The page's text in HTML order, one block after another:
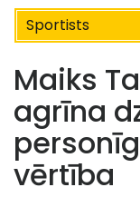
Sportists
Maiks
agrīna
vērtība